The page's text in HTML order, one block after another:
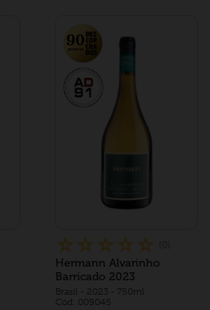
☆ ☆ ☆ ☆ ☆
Hermann Alvarinho
Barricado 2023
Brasil - 2023 - 750ml
Cód: 009045